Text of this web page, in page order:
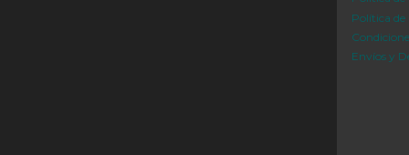
Política de
Envíos y